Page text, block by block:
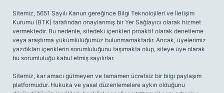
Sitemiz, 5651 Sayılı Kanun gereğince Bilgi Teknolojileri ve İletişim
Kurumu (BTK) tarafından onaylanmış bir Yer Sağlayıcı olarak hizmet
vermektedir. Bu nedenle, sitedeki içerikleri proaktif olarak denetleme
veya araştırma yükümlülüğümüz bulunmamaktadır. Ancak, üyelerimiz
yazdıkları içeriklerin sorumluluğunu taşımakta olup, siteye üye olarak
bu sorumluluğu kabul etmiş sayılırlar.
Sitemiz, kar amacı gütmeyen ve tamamen ücretsiz bir bilgi paylaşım
platformudur. Hukuka ve yasal düzenlemelere aykırı olduğunu